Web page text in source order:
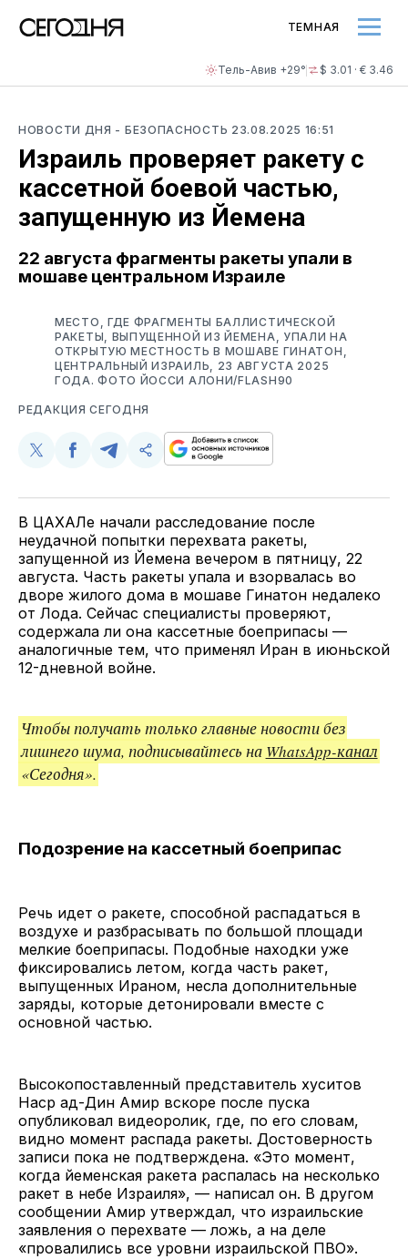
Тель-Авив +29° $ 3.01 · € 3.46
ТЕМНАЯ
НОВОСТИ ДНЯ - БЕЗОПАСНОСТЬ 23.08.2025 16:51
Израиль проверяет ракету с
кассетной боевой частью,
запущенную из Йемена
22 августа фрагменты ракеты упали в
мошаве центральном Израиле
МЕСТО, ГДЕ ФРАГМЕНТЫ БАЛЛИСТИЧЕСКОЙ
РАКЕТЫ, ВЫПУЩЕННОЙ ИЗ ЙЕМЕНА, УПАЛИ НА
ОТКРЫТУЮ МЕСТНОСТЬ В МОШАВЕ ГИНАТОН,
ЦЕНТРАЛЬНЫЙ ИЗРАИЛЬ, 23 АВГУСТА 2025
ГОДА. ФОТО ЙОССИ АЛОНИ/FLASH90
РЕДАКЦИЯ СЕГОДНЯ
Поделиться
Twitter
Поделиться
Facebook
Поделиться
Telegram
Скопируйте
поделитесь
В ЦАХАЛе начали расследование после
неудачной попытки перехвата ракеты,
запущенной из Йемена вечером в пятницу, 22
августа. Часть ракеты упала и взорвалась во
дворе жилого дома в мошаве Гинатон недалеко
от Лода. Сейчас специалисты проверяют,
содержала ли она кассетные боеприпасы —
аналогичные тем, что применял Иран в июньской
12-дневной войне.
Чтобы получать только главные новости без
лишнего шума, подписывайтесь на WhatsApp-канал
«Сегодня».
Подозрение на кассетный боеприпас
Речь идет о ракете, способной распадаться в
воздухе и разбрасывать по большой площади
мелкие боеприпасы. Подобные находки уже
фиксировались летом, когда часть ракет,
выпущенных Ираном, несла дополнительные
заряды, которые детонировали вместе с
основной частью.
Высокопоставленный представитель хуситов
Наср ад-Дин Амир вскоре после пуска
опубликовал видеоролик, где, по его словам,
видно момент распада ракеты. Достоверность
записи пока не подтверждена. «Это момент,
когда йеменская ракета распалась на несколько
ракет в небе Израиля», — написал он. В другом
сообщении Амир утверждал, что израильские
заявления о перехвате — ложь, а на деле
«провалились все уровни израильской ПВО».